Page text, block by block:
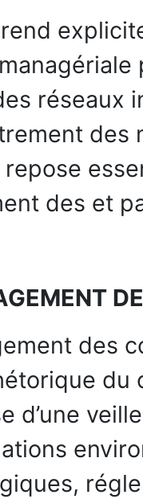
rend
réseaux
des et
des
du
d’une